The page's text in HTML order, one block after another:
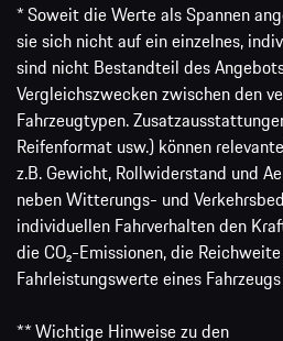
* Soweit die Werte als Spannen
sie sich nicht auf ein einzelnes,
sind nicht Bestandteil des
Vergleichszwecken zwischen den
Fahrzeugtypen.
Reifenformat usw.) können
z.B. Gewicht, Rollwiderstand und
neben Witterungs- und
individuellen Fahrverhalten den
die CO₂-Emissionen, die
Fahrleistungswerte eines
** Wichtige Hinweise zu den